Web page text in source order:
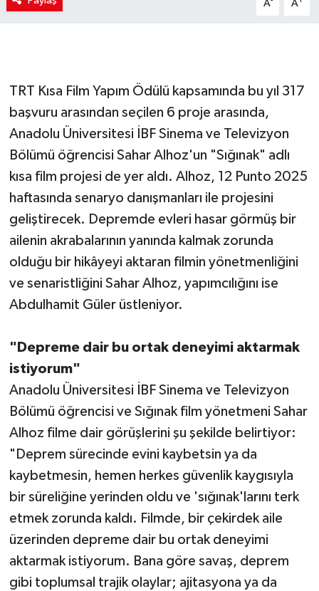
A A
TRT Kısa Film Yapım Ödülü kapsamında bu yıl 317
başvuru arasından seçilen 6 proje arasında,
Anadolu Üniversitesi İBF Sinema ve Televizyon
Bölümü öğrencisi Sahar Alhoz'un "Sığınak" adlı
kısa film projesi de yer aldı. Alhoz, 12 Punto 2025
haftasında senaryo danışmanları ile projesini
geliştirecek. Depremde evleri hasar görmüş bir
ailenin akrabalarının yanında kalmak zorunda
olduğu bir hikâyeyi aktaran filmin yönetmenliğini
ve senaristliğini Sahar Alhoz, yapımcılığını ise
Abdulhamit Güler üstleniyor.
"Depreme dair bu ortak deneyimi aktarmak
istiyorum"
Anadolu Üniversitesi İBF Sinema ve Televizyon
Bölümü öğrencisi ve Sığınak film yönetmeni Sahar
Alhoz filme dair görüşlerini şu şekilde belirtiyor:
"Deprem sürecinde evini kaybetsin ya da
kaybetmesin, hemen herkes güvenlik kaygısıyla
bir süreliğine yerinden oldu ve 'sığınak'larını terk
etmek zorunda kaldı. Filmde, bir çekirdek aile
üzerinden depreme dair bu ortak deneyimi
aktarmak istiyorum. Bana göre savaş, deprem
gibi toplumsal trajik olaylar; ajitasyona ya da